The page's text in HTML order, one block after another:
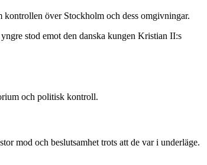
kontrollen över Stockholm och dess omgivningar.
stod emot den danska kungen Kristian II:s
och politisk kontroll.
mod och beslutsamhet trots att de var i underläge.